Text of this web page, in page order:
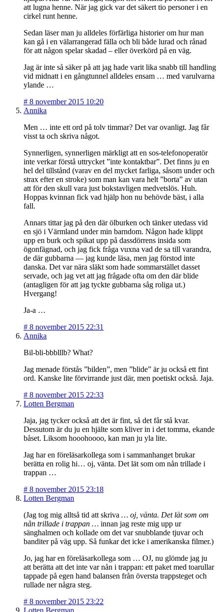
att lugna henne. När jag gick var det säkert tio personer i en
cirkel runt henne.
Sedan läser man ju alldeles förfärliga historier om hur man
kan gå i en välarrangerad fälla och bli både lurad och rånad
för att någon spelar skadad – eller överkörd på en väg.
Jag är inte så säker på att jag hade varit lika snabb till handling
vid midnatt i en gångtunnel alldeles ensam … med varulvarna
ylande …
# 8 november 2015 10:20
Annika
Men … inte ett ord på tolv timmar? Det var ovanligt. Jag får
visst ta och skriva något.
Synnerligen, synnerligen märkligt att en sos-telefonoperatör
inte verkar förstå uttrycket ”inte kontaktbar”. Det finns ju en
hel del tillstånd (varav en del mycket farliga, såsom under och
strax efter en stroke) som man kan vara helt ”borta” av utan
att för den skull vara just bokstavligen medvetslös. Huh.
Hoppas kvinnan fick vad hjälp hon nu behövde bäst, i alla
fall.
Annars tittar jag på den där ölburken och tänker utedass vid
en sjö i Värmland under min barndom. Någon hade klippt
upp en burk och spikat upp på dassdörrens insida som
ögonfägnad, och jag fick fråga vuxna vad de sa till varandra,
de där gubbarna — jag kunde läsa, men jag förstod inte
danska. Det var nära släkt som hade sommarstället dasset
servade, och jag vet att jag frågade ofta om den där blide
(antagligen för att jag tyckte gubbarna såg roliga ut.)
Hvergang!
Ja-a …
# 8 november 2015 22:31
Annika
Bil-bli-bbblllb? What?
Jag menade förstås ”bilden”, men ”blide” är ju också ett fint
ord. Kanske lite förvirrande just där, men poetiskt också. Jaja.
# 8 november 2015 22:33
Lotten Bergman
Jaja, jag tycker också att det är fint, så det får stå kvar.
Dessutom är du ju en hjälte som kliver in i det tomma, ekande
båset. Liksom hooohoooo, kan man ju yla lite.
Jag har en föreläsarkollega som i sammanhanget brukar
berätta en rolig hi… oj, vänta. Det lät som om nån trillade i
trappan …
# 8 november 2015 23:18
Lotten Bergman
(Jag tog mig alltså tid att skriva … oj, vänta. Det lät som om
nån trillade i trappan … innan jag reste mig upp ur
sänghalmen och kollade om det var snubblande tjuvar och
banditer på väg upp. Så funkar det icke i amerikanska filmer.)
Jo, jag har en föreläsarkollega som … OJ, nu glömde jag ju
att berätta att det inte var nån i trappan: ett paket med toarullar
tappade på egen hand balansen från översta trappsteget och
rullade ner några steg.
# 8 november 2015 23:22
Lotten Bergman